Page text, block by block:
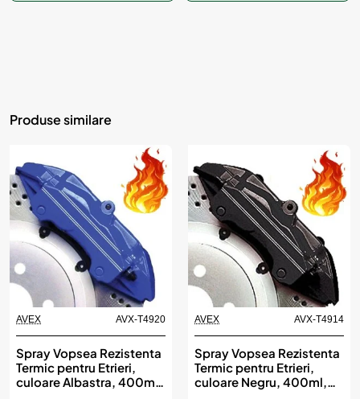
Produse similare
AVEX AVX-T4920
Spray Vopsea Rezistenta
Termic pentru Etrieri,
culoare Albastra, 400ml,
AVEX AVX-T4914
Spray Vopsea Rezistenta
Termic pentru Etrieri,
culoare Negru, 400ml,